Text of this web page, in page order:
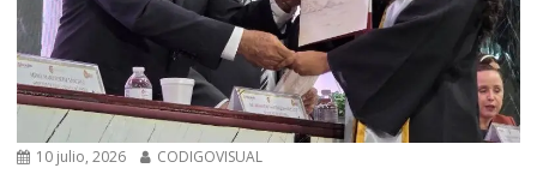
10 julio, 2026 CODIGOVISUAL